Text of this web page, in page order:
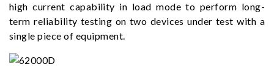
high current capability in load mode to perform long-
term reliability testing on two devices under test with a
single piece of equipment.